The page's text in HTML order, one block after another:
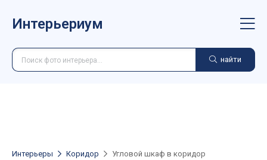
Интерьериум
найти
Интерьеры Коридор Угловой шкаф в коридор